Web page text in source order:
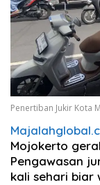
Penertiban Jukir Kota
Mojokerto
Pengawasan
kali sehari biar